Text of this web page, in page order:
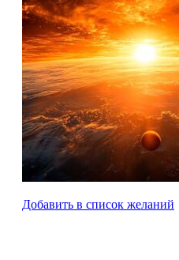
Добавить в список желаний